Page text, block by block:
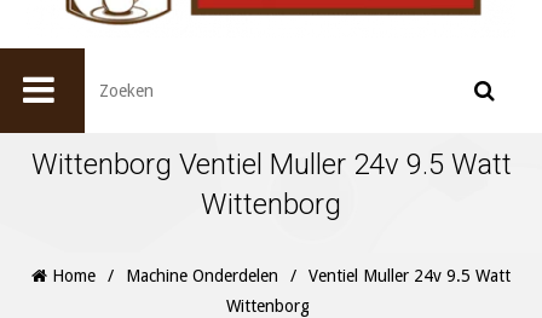
Wittenborg Ventiel Muller 24v 9.5 Watt
Wittenborg
Home / Machine Onderdelen /
Ventiel Muller 24v 9.5 Watt
Wittenborg